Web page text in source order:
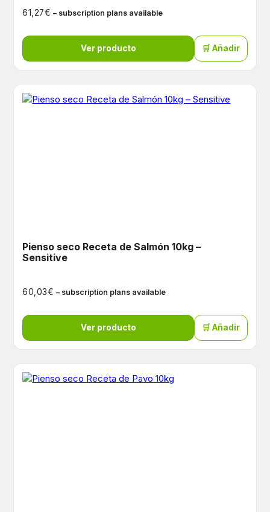
61,27€ – subscription plans available
Ver producto 🛒 Añadir
Pienso seco Receta de Salmón 10kg –
Sensitive
60,03€ – subscription plans available
Ver producto 🛒 Añadir